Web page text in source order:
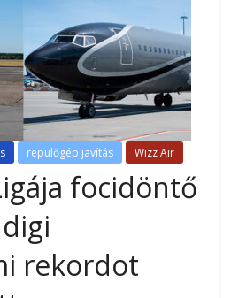
repülőgép javítás Wizz Air
focidöntő
rekordot